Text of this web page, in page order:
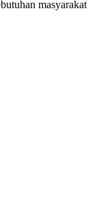
masyarakat